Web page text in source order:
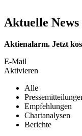
Aktuelle
Aktienalarm. Jetzt
E-Mail
Aktivieren
Alle
Empfehlungen
Chartanalysen
Berichte